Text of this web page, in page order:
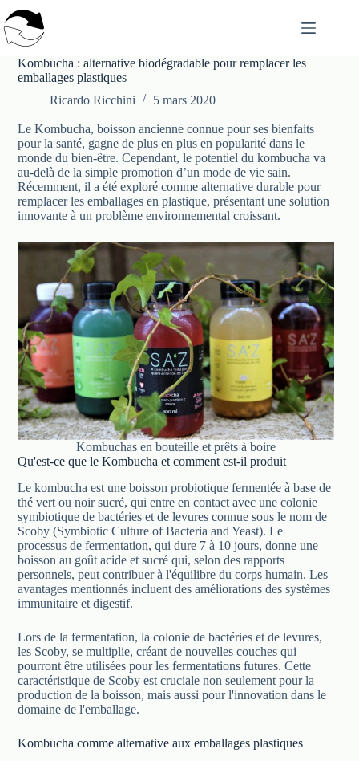
au
contenu
Kombucha : alternative biodégradable pour remplacer les
emballages plastiques
Ricardo Ricchini
5 mars 2020
Le Kombucha, boisson ancienne connue pour ses bienfaits
pour la santé, gagne de plus en plus en popularité dans le
monde du bien-être. Cependant, le potentiel du kombucha va
au-delà de la simple promotion d’un mode de vie sain.
Récemment, il a été exploré comme alternative durable pour
remplacer les emballages en plastique, présentant une solution
innovante à un problème environnemental croissant.
Kombuchas en bouteille et prêts à boire
Qu'est-ce que le Kombucha et comment est-il produit
Le kombucha est une boisson probiotique fermentée à base de
thé vert ou noir sucré, qui entre en contact avec une colonie
symbiotique de bactéries et de levures connue sous le nom de
Scoby (Symbiotic Culture of Bacteria and Yeast). Le
processus de fermentation, qui dure 7 à 10 jours, donne une
boisson au goût acide et sucré qui, selon des rapports
personnels, peut contribuer à l'équilibre du corps humain. Les
avantages mentionnés incluent des améliorations des systèmes
immunitaire et digestif.
Lors de la fermentation, la colonie de bactéries et de levures,
les Scoby, se multiplie, créant de nouvelles couches qui
pourront être utilisées pour les fermentations futures. Cette
caractéristique de Scoby est cruciale non seulement pour la
production de la boisson, mais aussi pour l'innovation dans le
domaine de l'emballage.
Kombucha comme alternative aux emballages plastiques